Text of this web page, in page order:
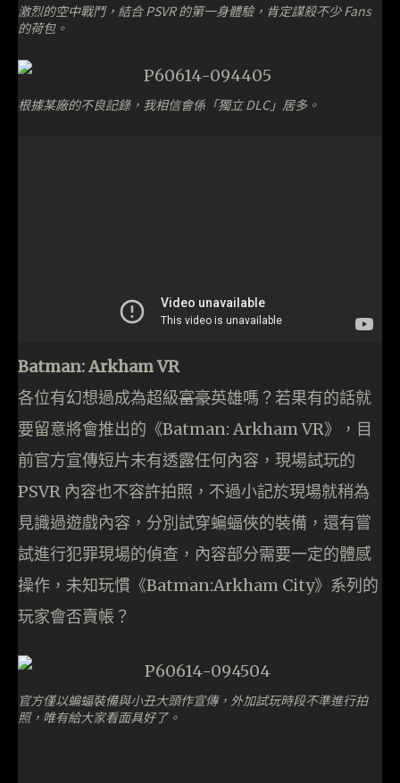
激烈的空中戰鬥，結合 PSVR 的第一身體驗，肯定謀殺不少 Fans
的荷包。
根據某廠的不良記錄，我相信會係「獨立 DLC」居多。
Batman: Arkham VR
各位有幻想過成為超級富豪英雄嗎？若果有的話就
要留意將會推出的《Batman: Arkham VR》，目
前官方宣傳短片未有透露任何內容，現場試玩的
PSVR 內容也不容許拍照，不過小記於現場就稍為
見識過遊戲內容，分別試穿蝙蝠俠的裝備，還有嘗
試進行犯罪現場的偵查，內容部分需要一定的體感
操作，未知玩慣《Batman:Arkham City》系列的
玩家會否賣帳？
官方僅以蝙蝠裝備與小丑大頭作宣傳，外加試玩時段不準進行拍
照，唯有給大家看面具好了。